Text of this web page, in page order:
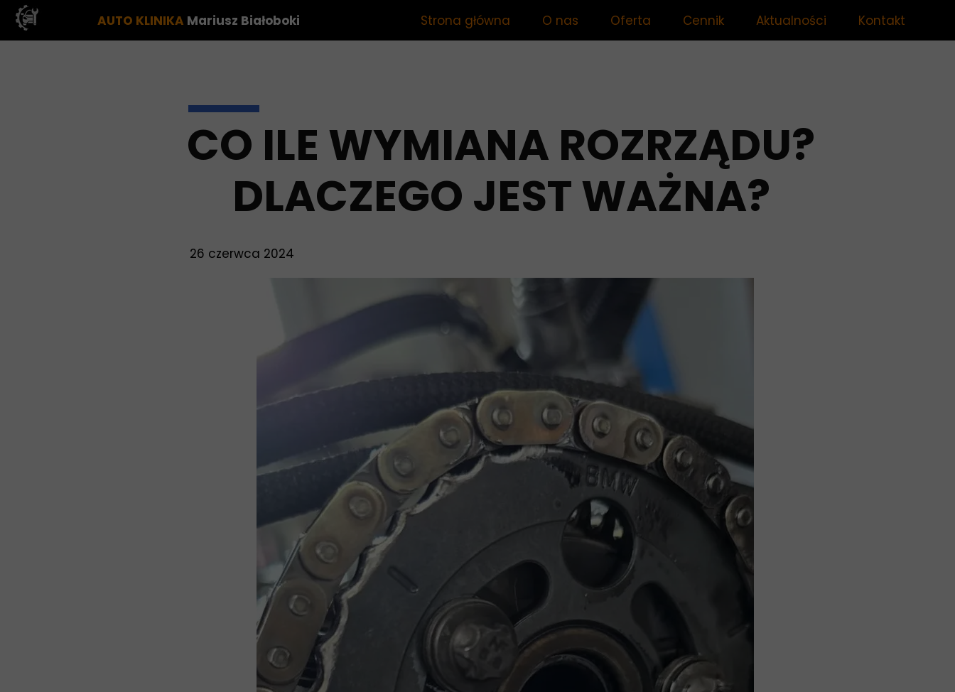
Strona główna O nas
Oferta
Cennik Aktualności Kontakt
AUTO KLINIKA Mariusz Białoboki
CO ILE WYMIANA ROZRZĄDU?
DLACZEGO JEST WAŻNA?
26 czerwca 2024